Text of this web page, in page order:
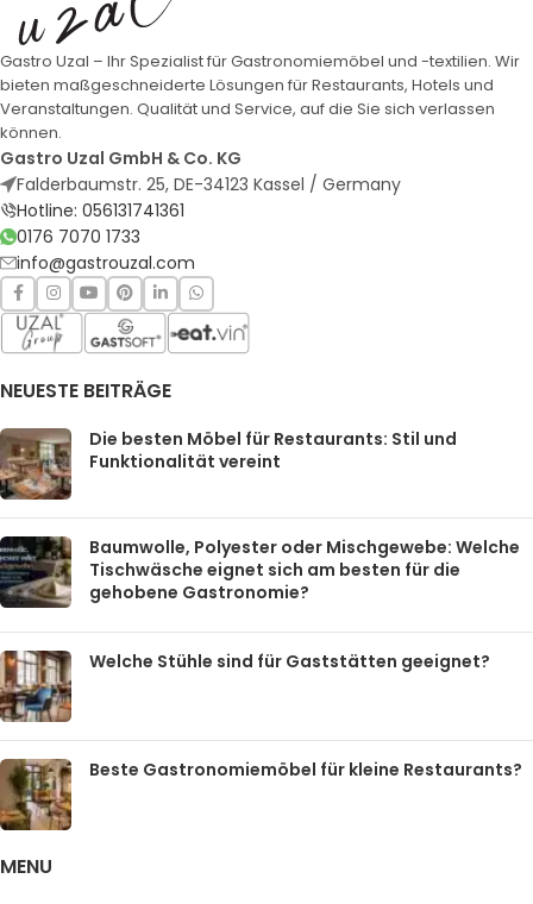
Gastro Uzal – Ihr Spezialist für Gastronomiemöbel und -textilien. Wir
bieten maßgeschneiderte Lösungen für Restaurants, Hotels und
Veranstaltungen. Qualität und Service, auf die Sie sich verlassen
können.
Gastro Uzal GmbH & Co. KG
Falderbaumstr. 25, DE-34123 Kassel / Germany
Hotline: 056131741361
0176 7070 1733
info@gastrouzal.com
NEUESTE BEITRÄGE
Die besten Möbel für Restaurants: Stil und
Funktionalität vereint
Baumwolle, Polyester oder Mischgewebe: Welche
Tischwäsche eignet sich am besten für die
gehobene Gastronomie?
Welche Stühle sind für Gaststätten geeignet?
Beste Gastronomiemöbel für kleine Restaurants?
MENU